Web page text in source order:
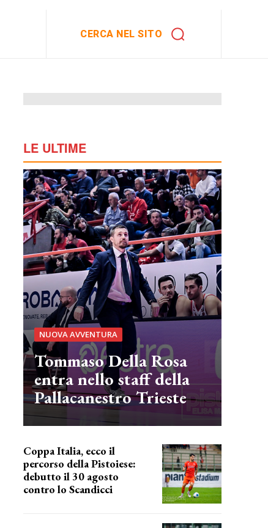
CERCA NEL SITO
LE ULTIME
NUOVA AVVENTURA
Tommaso Della Rosa
entra nello staff della
Pallacanestro Trieste
Coppa Italia, ecco il
percorso della Pistoiese:
debutto il 30 agosto
contro lo Scandicci